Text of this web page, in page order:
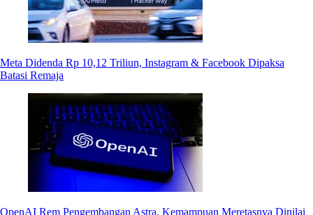
Meta Didenda Rp 10,12 Triliun, Instagram & Facebook Dipaksa
Batasi Remaja
OpenAI Rem Pengembangan Astra, Kemampuan Meretasnya Dinilai